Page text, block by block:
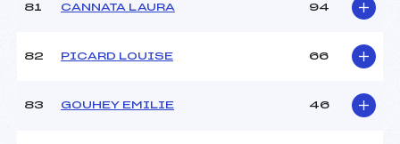
81 CANNATA LAURA 94
82 PICARD LOUISE 66
83 GOUHEY EMILIE 46